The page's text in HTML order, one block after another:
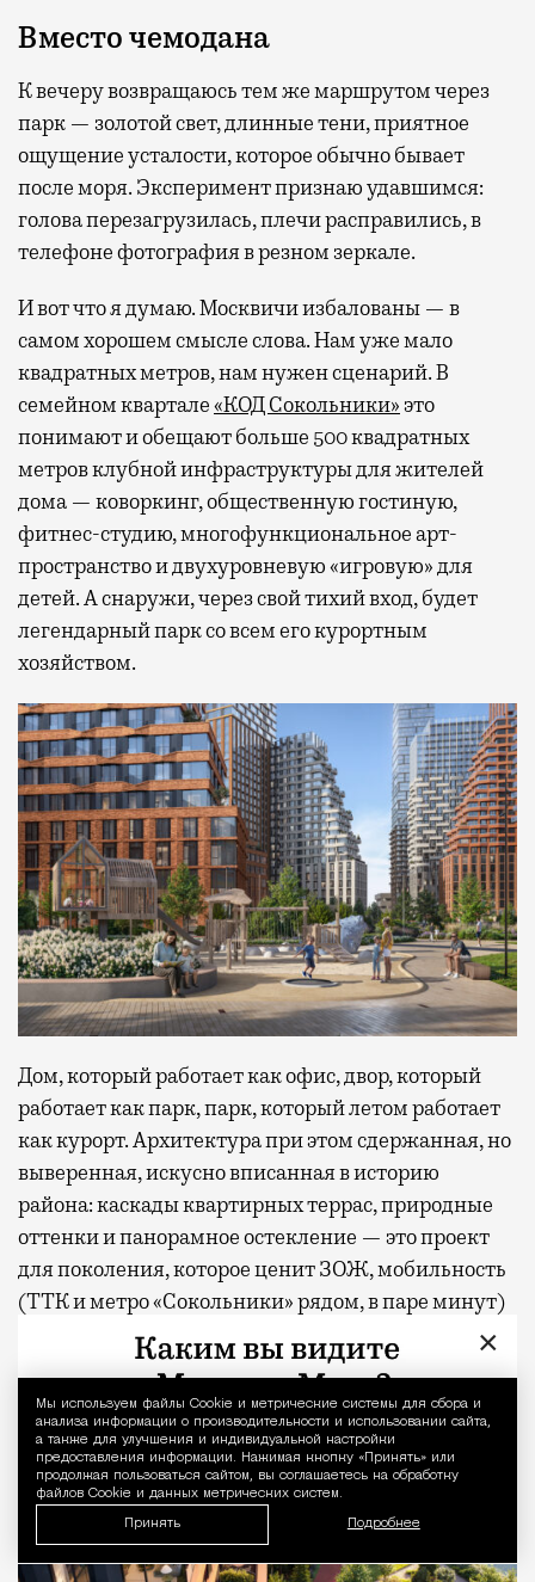
Уведомление
Мы используем файлы Сookie и метрические системы для сбора и
анализа информации о производительности и использовании сайта,
а также для улучшения и индивидуальной настройки
предоставления информации. Нажимая кнопку «Принять» или
продолжая пользоваться сайтом, вы соглашаетесь на обработку
файлов Cookie и данных метрических систем.
Принять Подробнее
Вместо чемодана
К вечеру возвращаюсь тем же маршрутом через
парк — золотой свет, длинные тени, приятное
ощущение усталости, которое обычно бывает
после моря. Эксперимент признаю удавшимся:
голова перезагрузилась, плечи расправились, в
телефоне фотография в резном зеркале.
И вот что я думаю. Москвичи избалованы — в
самом хорошем смысле слова. Нам уже мало
квадратных метров, нам нужен сценарий. В
семейном квартале«КОД Сокольники»это
понимают и обещают больше 500 квадратных
метров клубной инфраструктуры для жителей
дома — коворкинг, общественную гостиную,
фитнес-студию, многофункциональное арт-
пространство и двухуровневую «игровую» для
детей. А снаружи, через свой тихий вход, будет
легендарный парк со всем его курортным
хозяйством.
Дом, который работает как офис, двор, который
работает как парк, парк, который летом работает
как курорт. Архитектура при этом сдержанная, но
выверенная, искусно вписанная в историю
района: каскады квартирных террас, природные
оттенки и панорамное остекление — это проект
для поколения, которое ценит ЗОЖ, мобильность
(ТТК и метро «Сокольники» рядом, в паре минут)
и не любит лишнего пафоса.
×